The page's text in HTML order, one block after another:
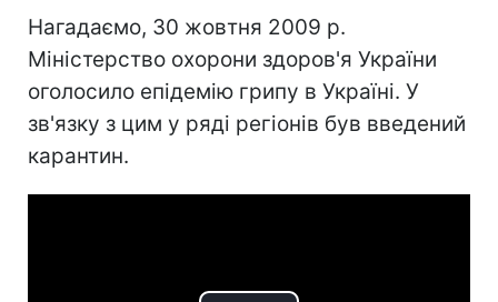
Нагадаємо, 30 жовтня 2009 р.
Міністерство охорони здоров'я України
оголосило епідемію грипу в Україні. У
зв'язку з цим у ряді регіонів був введений
карантин.